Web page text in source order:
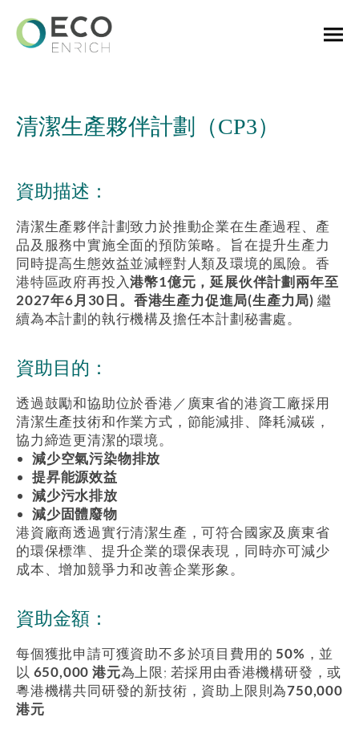
清潔生產夥伴計劃（CP3）
資助描述：
清潔生產夥伴計劃致力於推動企業在生產過程、產
品及服務中實施全面的預防策略。旨在提升生產力
同時提高生態效益並減輕對人類及環境的風險。香
港特區政府再投入港幣1億元，延展伙伴計劃兩年至
2027年6月30日。香港生產力促進局(生產力局) 繼
續為本計劃的執行機構及擔任本計劃秘書處。
資助目的：
透過鼓勵和協助位於香港／廣東省的港資工廠採用
清潔生產技術和作業方式，節能減排、降耗減碳，
協力締造更清潔的環境。
減少空氣污染物排放
提昇能源效益
減少污水排放
減少固體廢物
港資廠商透過實行清潔生產，可符合國家及廣東省
的環保標準、提升企業的環保表現，同時亦可減少
成本、增加競爭力和改善企業形象。
資助金額：
每個獲批申請可獲資助不多於項目費用的50% ，並
以 650,000 港元為上限; 若採用由香港機構研發，或
粵港機構共同研發的新技術，資助上限則為750,000
港元